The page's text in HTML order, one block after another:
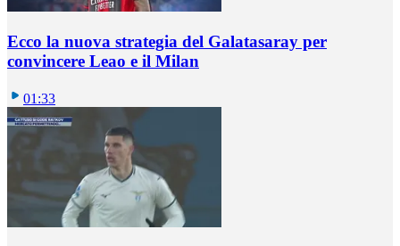
Ecco la nuova strategia del Galatasaray per
convincere Leao e il Milan
01:33